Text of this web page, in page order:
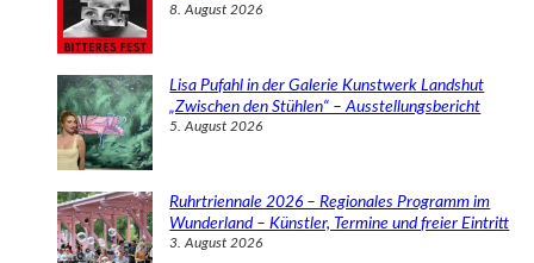
8. August 2026
Lisa Pufahl in der Galerie Kunstwerk Landshut
„Zwischen den Stühlen“ – Ausstellungsbericht
5. August 2026
Ruhrtriennale 2026 – Regionales Programm im
Wunderland – Künstler, Termine und freier Eintritt
3. August 2026